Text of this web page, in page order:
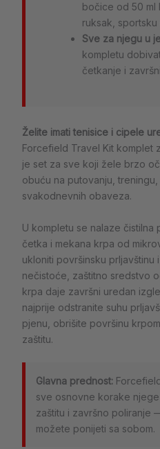
bočice od 50 ml
ruksak,
Sve za njegu u
kompletu
četkanje i
Želite imati tenisice i cipele
Forcefield Travel Kit komplet
je set za sve koji žele brzo
obuću na putovanju,
svakodnevnih obaveza.
U kompletu se nalaze čistilna
četka i mekana krpa od
ukloniti površinsku prljavštinu
nečistoće, zaštitno sredstvo
krpa daje završni uredan
najprije odstranite suhu
pjenu, obrišite površinu
zaštitu.
Glavna prednost:
sve osnovne korake
zaštitu i završno poliranje
možete ponijeti sa sobom.